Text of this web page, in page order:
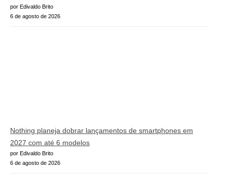
por Edivaldo Brito
6 de agosto de 2026
Nothing planeja dobrar lançamentos de smartphones em
2027 com até 6 modelos
por Edivaldo Brito
6 de agosto de 2026